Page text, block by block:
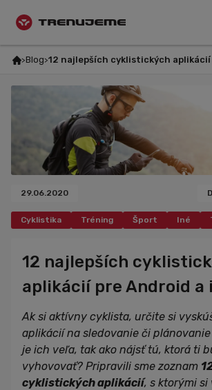
Blog 12 najlepších cyklistických
29.06.2020
Cyklistika Tréning Šport Iné
12 najlepších
aplikácií pre Android a
Ak si aktívny cyklista, určite si
aplikácií na sledovanie či
je ich veľa, tak ako nájsť tú, ktorá ti
vyhovovať? Pripravili sme zoznam
cyklistických aplikácií, s ktorými